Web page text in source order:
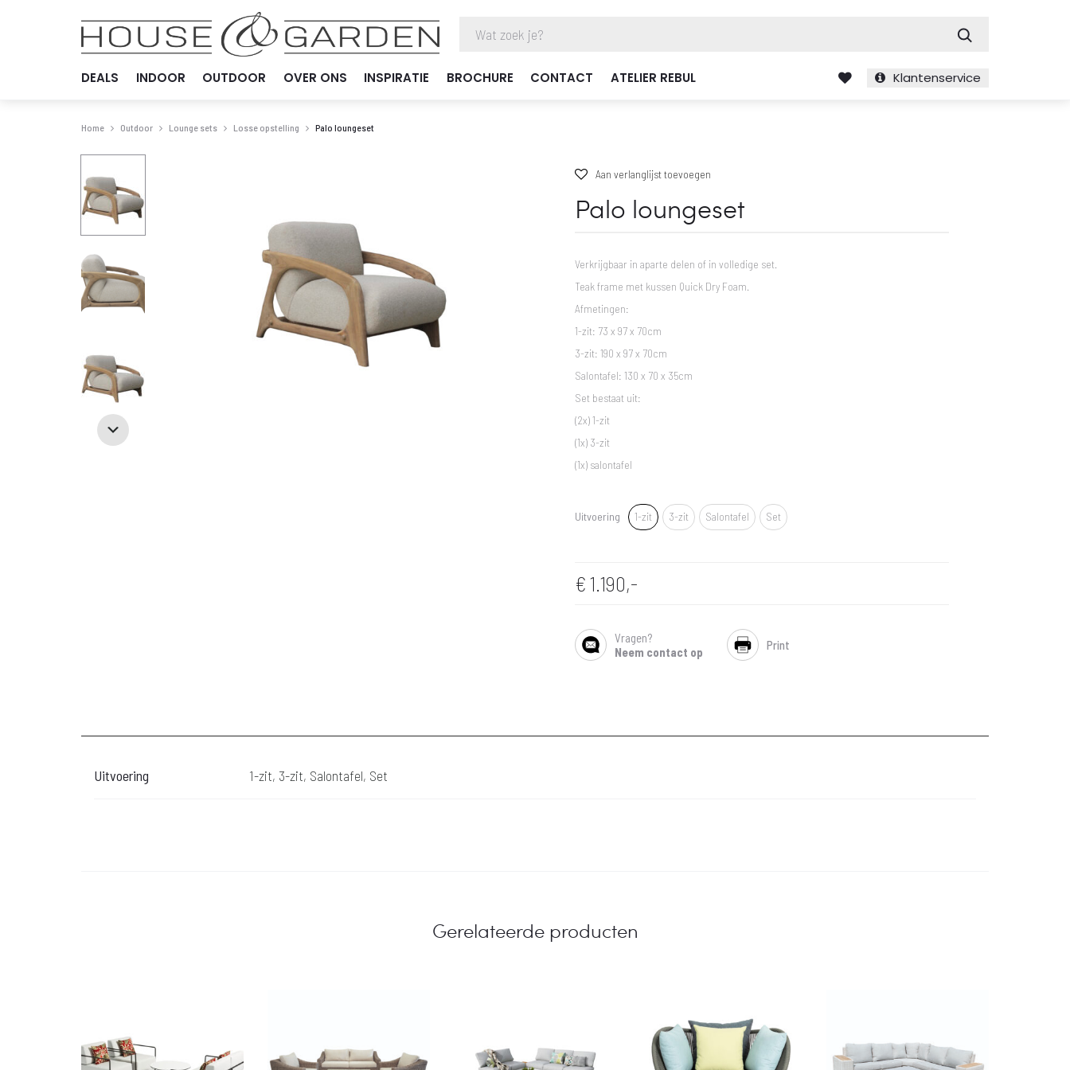
DEALS INDOOR OUTDOOR OVER ONS INSPIRATIE BROCHURE CONTACT ATELIER REBUL Klantenservice
Home Outdoor Lounge sets Losse opstelling Palo loungeset
Aan verlanglijst toevoegen
Palo loungeset
Verkrijgbaar in aparte delen of in volledige set.
Teak frame met kussen Quick Dry Foam.
Afmetingen:
1-zit: 73 x 97 x 70cm
3-zit: 190 x 97 x 70cm
Salontafel: 130 x 70 x 35cm
Set bestaat uit:
(2x) 1-zit
(1x) 3-zit
(1x) salontafel
Uitvoering 1-zit 3-zit Salontafel Set
€1.190,-
SHARE
Vragen?
Neem contact op
Print
Uitvoering 1-zit, 3-zit, Salontafel, Set
Gerelateerde producten